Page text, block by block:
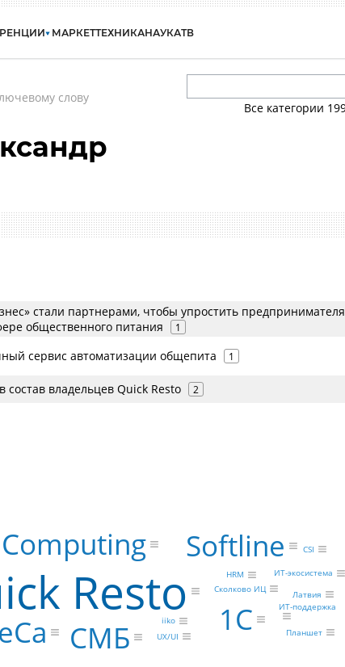
МАРКЕТТЕХНИКАНАУКАТВ
слову
Все категории
стали партнерами, чтобы упростить
общественного питания
1
сервис автоматизации общепита 1
владельцев Quick Resto 2
Resto
Softline
1С
СМБ iiko
Сколково ИЦ
HRM
UX/UI Планшет
ИТ-поддержка
ИТ-экосистема
Латвия
CSI